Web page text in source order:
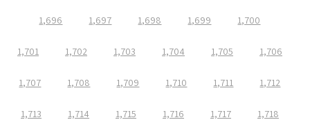
1,696 1,697 1,698 1,699 1,700
1,701 1,702 1,703 1,704 1,705 1,706
1,707 1,708 1,709 1,710 1,711 1,712
1,713 1,714 1,715 1,716 1,717 1,718